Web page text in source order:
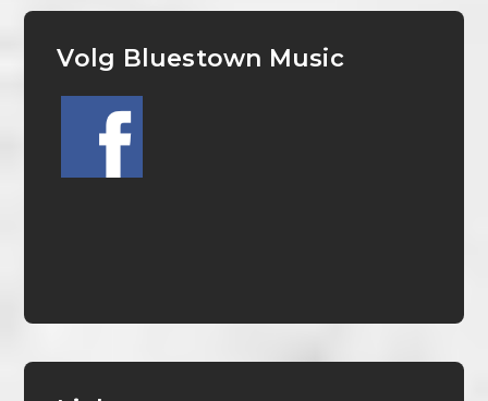
Volg Bluestown Music